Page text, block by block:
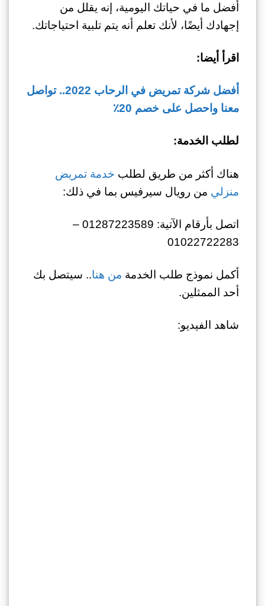
أفضل ما في حياتك اليومية، إنه يقلل من
إجهادك أيضًا، لأنك تعلم أنه يتم تلبية احتياجاتك.
اقرأ أيضا:
أفضل شركة تمريض في الرحاب 2022.. تواصل
معنا واحصل على خصم 20٪
لطلب الخدمة:
هناك أكثر من طريق لطلب خدمة تمريض
منزلي من رويال سيرفيس بما في ذلك:
اتصل بأرقام الآتية: 01287223589 –
01022722283
أكمل نموذج طلب الخدمة من هنا.. سيتصل بك
أحد الممثلين.
شاهد الفيديو: